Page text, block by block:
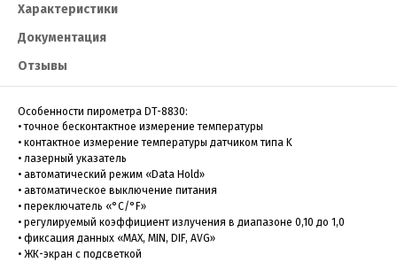
Характеристики
Документация
Отзывы
Особенности пирометра DT-8830:
• точное бесконтактное измерение температуры
• контактное измерение температуры датчиком типа K
• лазерный указатель
• автоматический режим «Data Hold»
• автоматическое выключение питания
• переключатель «°C/°F»
• регулируемый коэффициент излучения в диапазоне 0,10 до 1,0
• фиксация данных «MAX, MIN, DIF, AVG»
• ЖК-экран с подсветкой